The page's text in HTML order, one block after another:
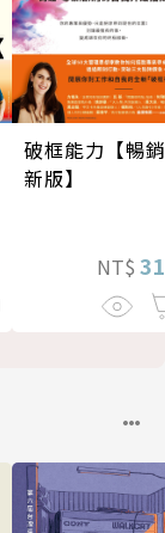
破框能力【暢銷
新版】
NT$